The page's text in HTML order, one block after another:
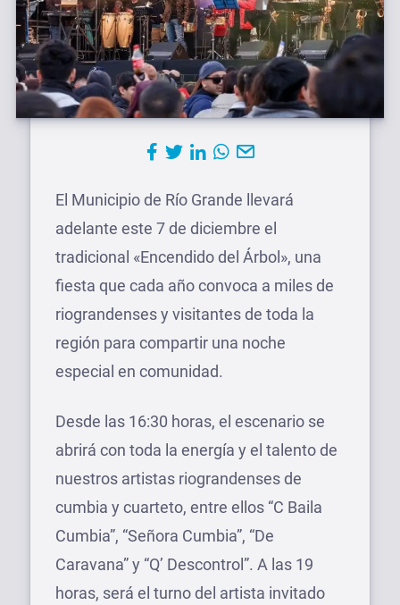
El Municipio de Río Grande llevará
adelante este 7 de diciembre el
tradicional «Encendido del Árbol», una
fiesta que cada año convoca a miles de
riograndenses y visitantes de toda la
región para compartir una noche
especial en comunidad.
Desde las 16:30 horas, el escenario se
abrirá con toda la energía y el talento de
nuestros artistas riograndenses de
cumbia y cuarteto, entre ellos “C Baila
Cumbia”, “Señora Cumbia”, “De
Caravana” y “Q’ Descontrol”. A las 19
horas, será el turno del artista invitado